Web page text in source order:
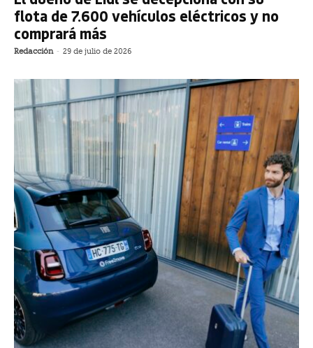
flota de 7.600 vehículos eléctricos y no
comprará más
Redacción - 29 de julio de 2026